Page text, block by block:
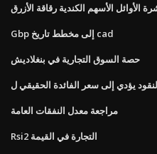
الأوائل الأسهم الكندية رقاقة الأزرق
Gbp إلى مخطط تاريخ cad
حصة السوق التجارية في بنغلاديش
يؤدي إلى سعر الفائدة الحقيقي ل
مراجعة معدل النفقات العامة
Rsi2 التجارة في القيمة